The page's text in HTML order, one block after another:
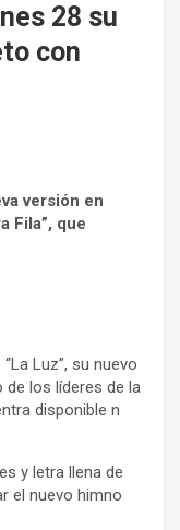
28 su
con
versión en
Fila”, que
Luz”, su nuevo
de los líderes de la
disponible n
y letra llena de
el nuevo himno